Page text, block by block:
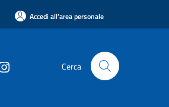
Accedi all'area personale
Cerca